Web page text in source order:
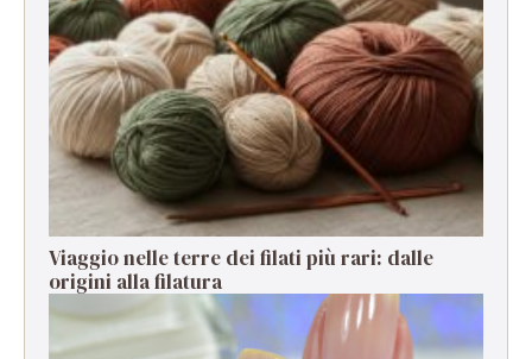
Viaggio nelle terre dei filati più rari: dalle
origini alla filatura